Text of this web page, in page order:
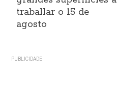
traballar o 15 de
agosto